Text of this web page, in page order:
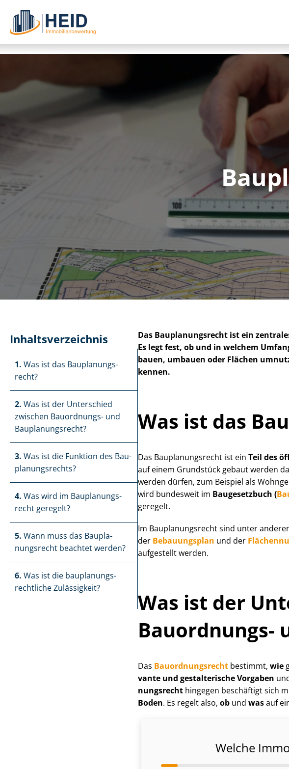
In­halts­ver­zeich­nis
1. Was ist das Bau­pla­nungs­
recht?
2. Was ist der Unterschied
zwischen Bauordnungs- und
Bau­pla­nungs­recht?
3. Was ist die Funktion des Bau­
pla­nungs­rechts?
4. Was wird im Bau­pla­nungs­
recht geregelt?
5. Wann muss das Bau­pla­
nungs­recht beachtet werden?
6. Was ist die bau­pla­nungs­
recht­li­che Zulässigkeit?
Das Bau­pla­nungs­recht ist ein
Es legt fest, ob und in welchem
bauen, umbauen oder Flächen
kennen.
Was ist das
Das Bau­pla­nungs­recht ist ein Teil des
auf einem Grundstück gebaut werden
werden dürfen, zum Beispiel als
wird bundesweit im Baugesetzbuch (
geregelt.
Im Bau­pla­nungs­recht sind unter
der Bebauungsplan und der
aufgestellt werden.
Was ist der
Bauordnungs-
Das Bau­ord­nungs­rechtbestimmt, wie
van­te und gestalterische Vorgaben
nungs­rechthingegen beschäftigt sich
Boden. Es regelt also, obund wasauf
Welche